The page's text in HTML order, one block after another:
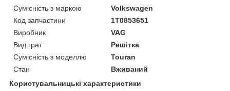
Сумісність з маркою
Volkswagen
Код запчастини
1T0853651
Виробник
VAG
Вид грат
Решітка
Сумісність з моделлю
Touran
Стан
Вживаний
Користувальницькі характеристики